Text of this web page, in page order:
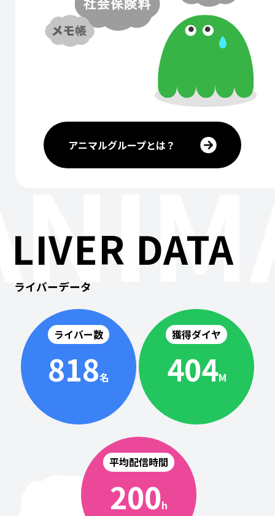
アニマルグループとは？
LIVER DATA
ライバーデータ
ライバー数
818名
獲得ダイヤ
404M
平均配信時間
200h